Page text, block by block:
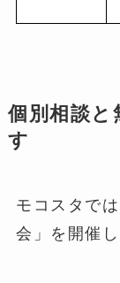
個別相談と
す
モコスタで
会」を開催し